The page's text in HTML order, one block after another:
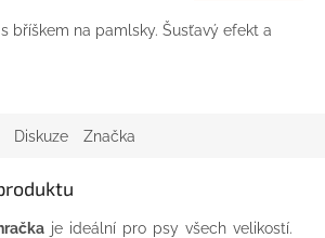
bříškem na pamlsky. Šusťavý efekt a
Diskuze Značka
je ideální pro psy všech velikostí.